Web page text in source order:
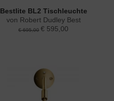
Bestlite BL2 Tischleuchte
von Robert Dudley Best
€ 695,00 € 595,00